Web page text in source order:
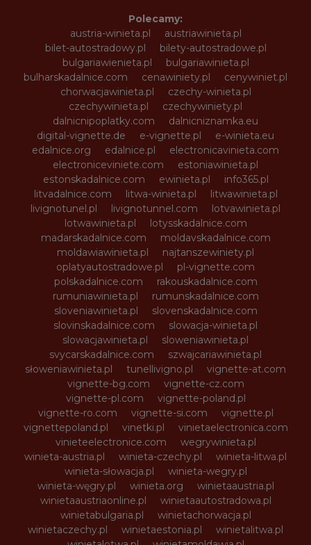
Polecamy:
austria-winieta.pl
austriawinieta.pl
bilet-autostradowy.pl
bilety-autostradowe.pl
bulgariawienieta.pl
bulgariawinieta.pl
bulharskadalnice.com
cenawiniety.pl
cenywiniet.pl
chorwacjawinieta.pl
czechy-winieta.pl
czechywinieta.pl
czechywiniety.pl
dalnicnipoplatky.com
dalnicniznamka.eu
digital-vignette.de
e-vignette.pl
e-winieta.eu
edalnice.org
edalnice.pl
electronicavinieta.com
electroniceviniete.com
estoniawinieta.pl
estonskadalnice.com
ewinieta.pl
info365.pl
litvadalnice.com
litwa-winieta.pl
litwawinieta.pl
livignotunel.pl
livignotunnel.com
lotvawinieta.pl
lotwawinieta.pl
lotysskadalnice.com
madarskadalnice.com
moldavskadalnice.com
moldawiawinieta.pl
najtanszewiniety.pl
oplatyautostradowe.pl
pl-vignette.com
polskadalnice.com
rakouskadalnice.com
rumuniawinieta.pl
rumunskadalnice.com
sloveniawinieta.pl
slovenskadalnice.com
slovinskadalnice.com
slowacja-winieta.pl
slowacjawinieta.pl
sloweniawinieta.pl
svycarskadalnice.com
szwajcariawinieta.pl
słoweniawinieta.pl
tunellivigno.pl
vignette-at.com
vignette-bg.com
vignette-cz.com
vignette-pl.com
vignette-poland.pl
vignette-ro.com
vignette-si.com
vignette.pl
vignettepoland.pl
vinetki.pl
vinietaelectronica.com
vinieteelectronice.com
wegrywinieta.pl
winieta-austria.pl
winieta-czechy.pl
winieta-litwa.pl
winieta-słowacja.pl
winieta-wegry.pl
winieta-węgry.pl
winieta.org
winietaaustria.pl
winietaaustriaonline.pl
winietaautostradowa.pl
winietabulgaria.pl
winietachorwacja.pl
winietaczechy.pl
winietaestonia.pl
winietalitwa.pl